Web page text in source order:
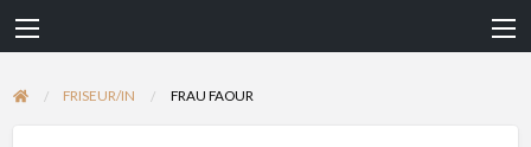
FRISEUR/IN FRAU FAOUR